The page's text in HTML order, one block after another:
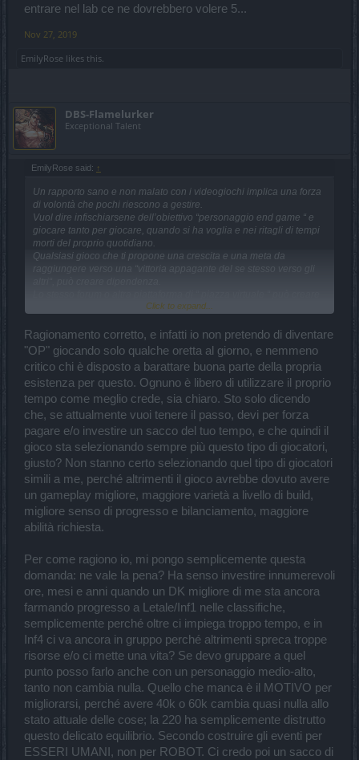
entrare nel lab ce ne dovrebbero volere 5...
Nov 27, 2019
EmilyRose likes this.
DBS-Flamelurker
Exceptional Talent
EmilyRose said: ↑
Un rapporto sano e non malato con i videogiochi implica una forza
di volontà che pochi riescono a gestire.
Vuol dire infischiarsene dell’obiettivo “personaggio end game “ e
giocare tanto per giocare, quando si ha voglia e nei ritagli di tempi
morti del proprio quotidiano.
Qualsiasi gioco che ti propone una crescita e una meta da
raggiungere verso una “vittoria appagante del se stesso verso gli
cerca di sostenitori, denota insicurezza e incapacità risolutive
proprie.
Ognuno è libero di crearsi i propri rapporti ludici, additarli come
sani o malati è imporre la propria visuale , il che esula qualsiasi
forma di rispetto verso l’altro.
Click to expand...
Ragionamento corretto, e infatti io non pretendo di diventare
"OP" giocando solo qualche oretta al giorno, e nemmeno
critico chi è disposto a barattare buona parte della propria
esistenza per questo. Ognuno è libero di utilizzare il proprio
tempo come meglio crede, sia chiaro. Sto solo dicendo
che, se attualmente vuoi tenere il passo, devi per forza
pagare e/o investire un sacco del tuo tempo, e che quindi il
gioco sta selezionando sempre più questo tipo di giocatori,
giusto? Non stanno certo selezionando quel tipo di giocatori
simili a me, perché altrimenti il gioco avrebbe dovuto avere
un gameplay migliore, maggiore varietà a livello di build,
migliore senso di progresso e bilanciamento, maggiore
abilità richiesta.
Per come ragiono io, mi pongo semplicemente questa
domanda: ne vale la pena? Ha senso investire innumerevoli
ore, mesi e anni quando un DK migliore di me sta ancora
farmando progresso a Letale/Inf1 nelle classifiche,
semplicemente perché oltre ci impiega troppo tempo, e in
Inf4 ci va ancora in gruppo perché altrimenti spreca troppe
risorse e/o ci mette una vita? Se devo gruppare a quel
punto posso farlo anche con un personaggio medio-alto,
tanto non cambia nulla. Quello che manca è il MOTIVO per
migliorarsi, perché avere 40k o 60k cambia quasi nulla allo
stato attuale delle cose; la 220 ha semplicemente distrutto
questo delicato equilibrio. Secondo costruire gli eventi per
ESSERI UMANI, non per ROBOT. Ci credo poi un sacco di